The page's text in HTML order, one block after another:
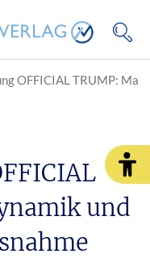
OFFICIAL TRUMP:
und